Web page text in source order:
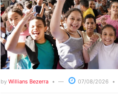
by Willians Bezerra 07/08/2026